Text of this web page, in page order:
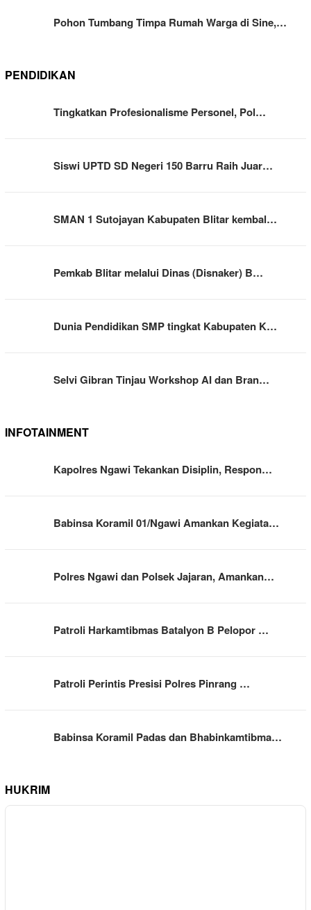
Pohon Tumbang Timpa Rumah Warga di Sine,…
PENDIDIKAN
Tingkatkan Profesionalisme Personel, Pol…
Siswi UPTD SD Negeri 150 Barru Raih Juar…
SMAN 1 Sutojayan Kabupaten Blitar kembal…
Pemkab Blitar melalui Dinas (Disnaker) B…
Dunia Pendidikan SMP tingkat Kabupaten K…
Selvi Gibran Tinjau Workshop AI dan Bran…
INFOTAINMENT
Kapolres Ngawi Tekankan Disiplin, Respon…
Babinsa Koramil 01/Ngawi Amankan Kegiata…
Polres Ngawi dan Polsek Jajaran, Amankan…
Patroli Harkamtibmas Batalyon B Pelopor …
Patroli Perintis Presisi Polres Pinrang …
Babinsa Koramil Padas dan Bhabinkamtibma…
HUKRIM